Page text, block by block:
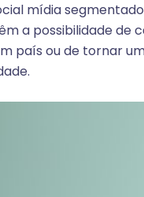
mídia
a possibilidade de
país ou de tornar